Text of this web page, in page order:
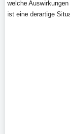
welche
ist eine derartige